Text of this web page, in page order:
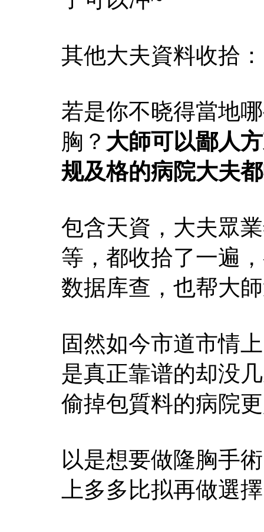
其他大夫資料收拾：
若是你不晓得當地
胸？ 大師可以鄙人
规及格的病院大夫
包含天資，大夫眾
等，都收拾了一遍
数据库查，也帮大
固然如今市道市情
是真正靠谱的却没
偷掉包質料的病院
以是想要做隆胸手
上多多比拟再做選